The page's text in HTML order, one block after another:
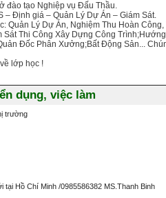
đào tạo Nghiệp vụ Đấu Thầu.
– Định giá – Quản Lý Dự Án – Giám Sát.
Quản Lý Dự Án, Nghiệm Thu Hoàn
Thi Công Xây Dựng Công
Đốc Phân Xưởng;Bất Động Sản...
lớp học !
dụng, việc làm
trường
Hồ Chí Minh /0985586382 MS.Thanh Binh